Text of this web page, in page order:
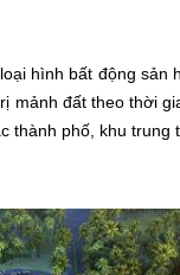
hình bất động sản
mảnh đất theo thời
thành phố, khu trung